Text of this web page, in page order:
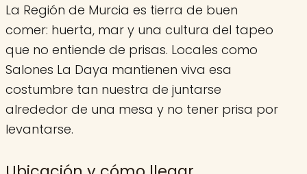
La Región de Murcia es tierra de buen
comer: huerta, mar y una cultura del tapeo
que no entiende de prisas. Locales como
Salones La Daya mantienen viva esa
costumbre tan nuestra de juntarse
alrededor de una mesa y no tener prisa por
levantarse.